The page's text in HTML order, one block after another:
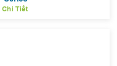
Chi Tiết